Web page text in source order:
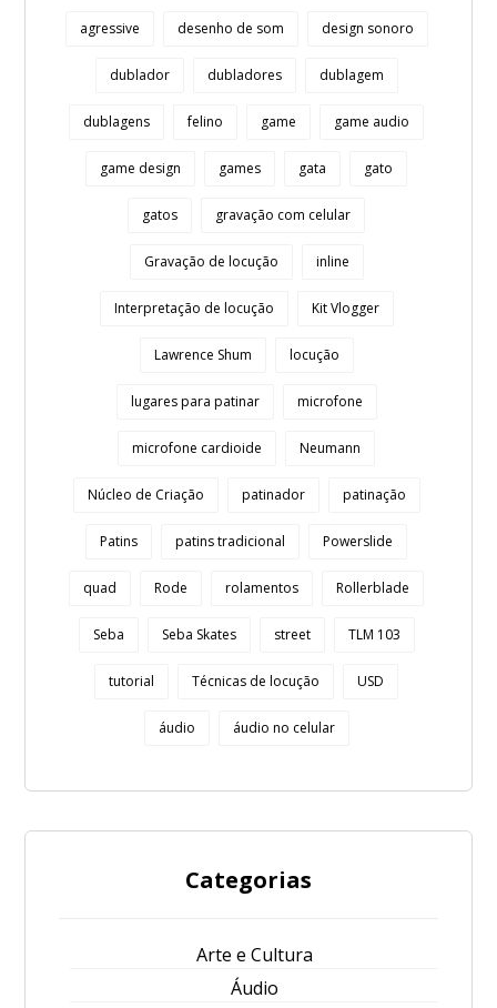
agressive desenho de som design sonoro
dublador dubladores dublagem
dublagens felino game game audio
game design games gata gato
gatos gravação com celular
Gravação de locução inline
Interpretação de locução Kit Vlogger
Lawrence Shum locução
lugares para patinar microfone
microfone cardioide Neumann
Núcleo de Criação patinador patinação
Patins patins tradicional Powerslide
quad Rode rolamentos Rollerblade
Seba Seba Skates street TLM 103
tutorial Técnicas de locução USD
áudio áudio no celular
Categorias
Arte e Cultura
Áudio